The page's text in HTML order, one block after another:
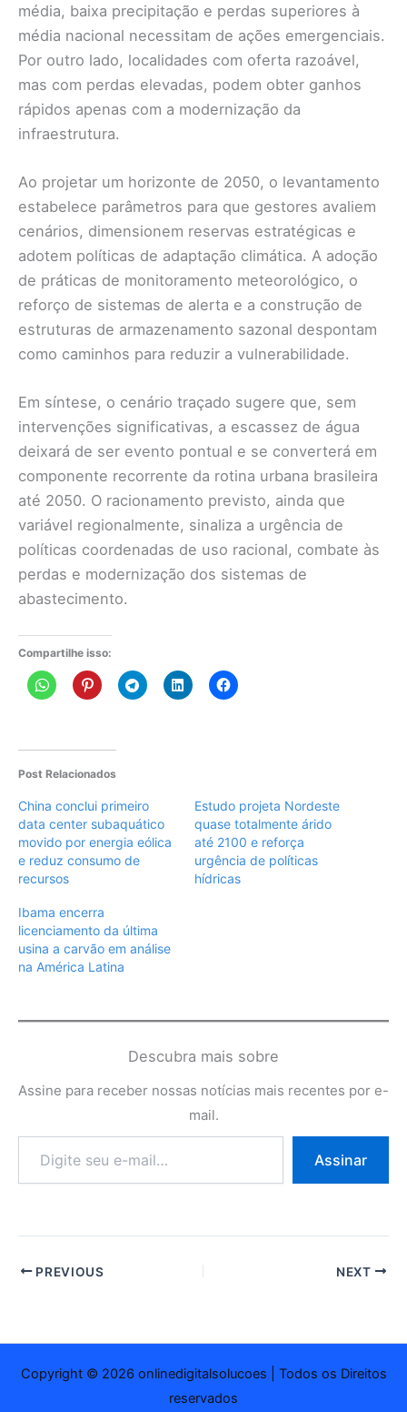
média, baixa precipitação e perdas superiores à
média nacional necessitam de ações emergenciais.
Por outro lado, localidades com oferta razoável,
mas com perdas elevadas, podem obter ganhos
rápidos apenas com a modernização da
infraestrutura.
Ao projetar um horizonte de 2050, o levantamento
estabelece parâmetros para que gestores avaliem
cenários, dimensionem reservas estratégicas e
adotem políticas de adaptação climática. A adoção
de práticas de monitoramento meteorológico, o
reforço de sistemas de alerta e a construção de
estruturas de armazenamento sazonal despontam
como caminhos para reduzir a vulnerabilidade.
Em síntese, o cenário traçado sugere que, sem
intervenções significativas, a escassez de água
deixará de ser evento pontual e se converterá em
componente recorrente da rotina urbana brasileira
até 2050. O racionamento previsto, ainda que
variável regionalmente, sinaliza a urgência de
políticas coordenadas de uso racional, combate às
perdas e modernização dos sistemas de
abastecimento.
Compartilhe isso:
Post Relacionados
China conclui primeiro
data center subaquático
movido por energia eólica
e reduz consumo de
recursos
Estudo projeta Nordeste
quase totalmente árido
até 2100 e reforça
urgência de políticas
hídricas
Ibama encerra
licenciamento da última
usina a carvão em análise
na América Latina
Descubra mais sobre
Assine para receber nossas notícias mais recentes por e-
mail.
e-
Assinar
PREVIOUS NEXT
Copyright © 2026 onlinedigitalsolucoes | Todos os Direitos
reservados